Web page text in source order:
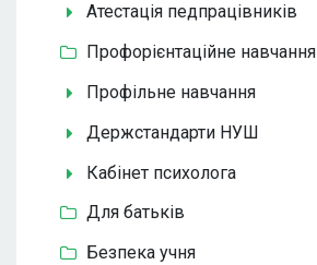
Атестація педпрацівників
Профорієнтаційне навчання
Профільне навчання
Держстандарти НУШ
Кабінет психолога
Для батьків
Безпека учня